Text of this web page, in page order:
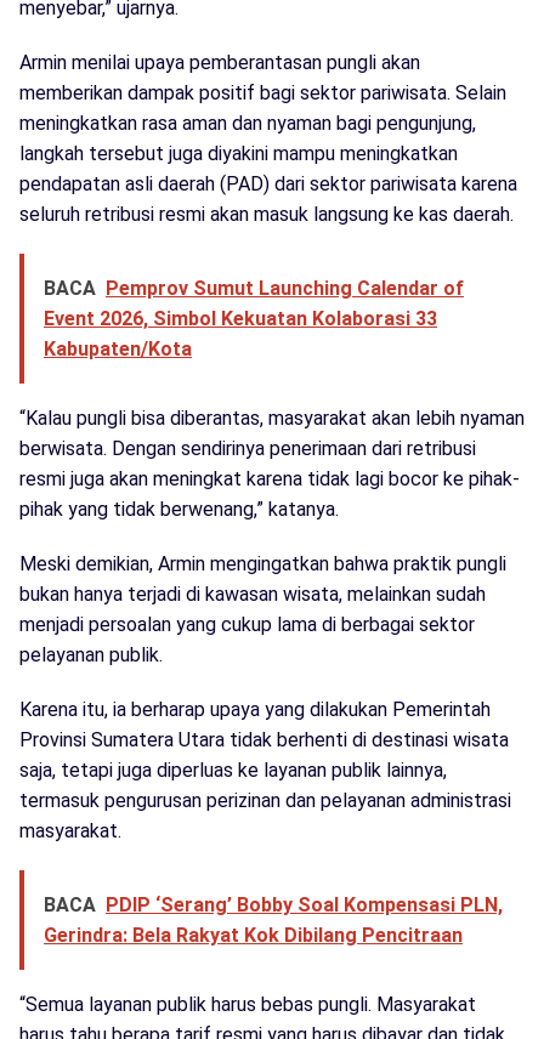
menyebar,” ujarnya.
Armin menilai upaya pemberantasan pungli akan
memberikan dampak positif bagi sektor pariwisata. Selain
meningkatkan rasa aman dan nyaman bagi pengunjung,
langkah tersebut juga diyakini mampu meningkatkan
pendapatan asli daerah (PAD) dari sektor pariwisata karena
seluruh retribusi resmi akan masuk langsung ke kas daerah.
BACA Pemprov Sumut Launching Calendar of
Event 2026, Simbol Kekuatan Kolaborasi 33
Kabupaten/Kota
“Kalau pungli bisa diberantas, masyarakat akan lebih nyaman
berwisata. Dengan sendirinya penerimaan dari retribusi
resmi juga akan meningkat karena tidak lagi bocor ke pihak-
pihak yang tidak berwenang,” katanya.
Meski demikian, Armin mengingatkan bahwa praktik pungli
bukan hanya terjadi di kawasan wisata, melainkan sudah
menjadi persoalan yang cukup lama di berbagai sektor
pelayanan publik.
Karena itu, ia berharap upaya yang dilakukan Pemerintah
Provinsi Sumatera Utara tidak berhenti di destinasi wisata
saja, tetapi juga diperluas ke layanan publik lainnya,
termasuk pengurusan perizinan dan pelayanan administrasi
masyarakat.
BACA PDIP ‘Serang’ Bobby Soal Kompensasi PLN,
Gerindra: Bela Rakyat Kok Dibilang Pencitraan
“Semua layanan publik harus bebas pungli. Masyarakat